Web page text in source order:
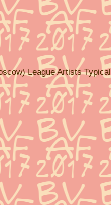
League Artists Typical